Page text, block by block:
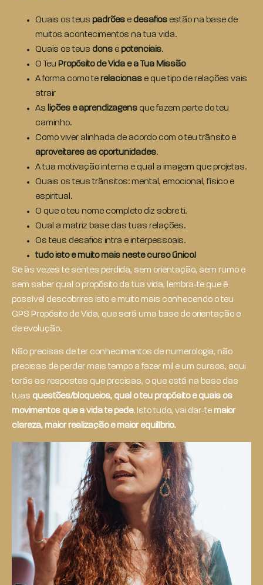
Quais os teus padrões e desafios estão na base de
muitos acontecimentos na tua vida.
Quais os teus dons e potenciais.
O Teu Propósito de Vida e a Tua Missão
A forma como te relacionas e que tipo de relações vais
atrair
As lições e aprendizagens que fazem parte do teu
caminho.
Como viver alinhada de acordo com o teu trânsito e
aproveitares as oportunidades.
A tua motivação interna e qual a imagem que projetas.
Quais os teus trânsitos: mental, emocional, físico e
espiritual.
O que o teu nome completo diz sobre ti.
Qual a matriz base das tuas relações.
Os teus desafios intra e interpessoais.
tudo isto e muito mais neste curso único!
Se às vezes te sentes perdida, sem orientação, sem rumo e
sem saber qual o propósito da tua vida, lembra-te que é
possível descobrires isto e muito mais conhecendo o teu
GPS Propósito de Vida, que será uma base de orientação e
de evolução.
Não precisas de ter conhecimentos de numerologia, não
precisas de perder mais tempo a fazer mil e um cursos, aqui
terás as respostas que precisas, o que está na base das
tuas questões/bloqueios, qual o teu propósito e quais os
movimentos que a vida te pede. Isto tudo, vai dar-te maior
clareza, maior realização e maior equilíbrio.